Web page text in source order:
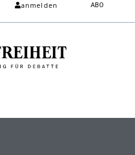
anmelden ABO